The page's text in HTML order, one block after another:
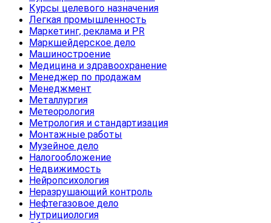
Курсы целевого назначения
Легкая промышленность
Маркетинг, реклама и PR
Маркшейдерское дело
Машиностроение
Медицина и здравоохранение
Менеджер по продажам
Менеджмент
Металлургия
Метеорология
Метрология и стандартизация
Монтажные работы
Музейное дело
Налогообложение
Недвижимость
Нейропсихология
Неразрушающий контроль
Нефтегазовое дело
Нутрициология